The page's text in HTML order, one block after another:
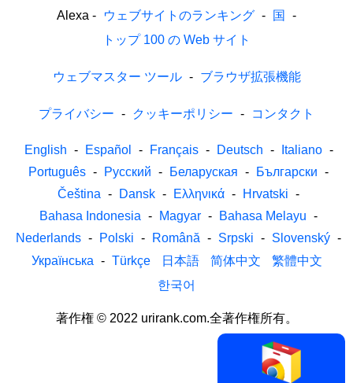
Alexa - ウェブサイトのランキング - 国
-
トップ 100 の Web サイト
ウェブマスター ツール - ブラウザ拡張機能
プライバシー - クッキーポリシー - コンタクト
English - Español - Français - Deutsch - Italiano -
Português - Русский - Беларуская - Български -
Čeština - Dansk - Ελληνικά - Hrvatski -
Bahasa Indonesia - Magyar - Bahasa Melayu -
Nederlands - Polski - Română - Srpski - Slovenský -
Українська - Türkçe 日本語 简体中文
繁體中文
한국어
著作権 © 2022 urirank.com.全著作権所有。